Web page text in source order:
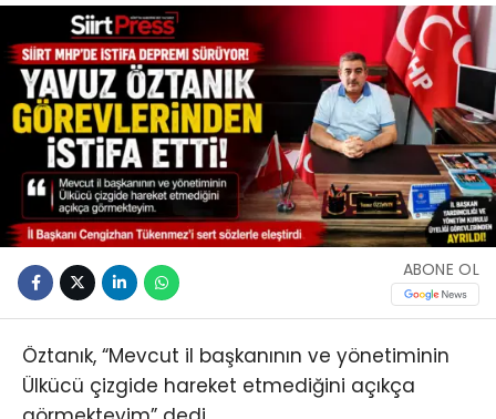
ABONE OL
Öztanık, “Mevcut il başkanının ve yönetiminin
Ülkücü çizgide hareket etmediğini açıkça